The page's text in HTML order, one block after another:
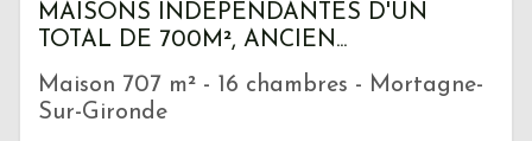
MAISONS INDÉPENDANTES D'UN
TOTAL DE 700M², ANCIEN...
Maison 707 m² - 16 chambres - Mortagne-
Sur-Gironde